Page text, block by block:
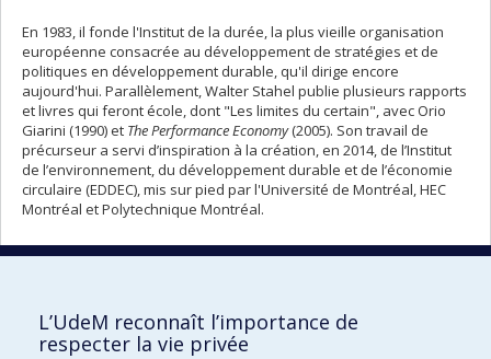
En 1983, il fonde l'Institut de la durée, la plus vieille organisation
européenne consacrée au développement de stratégies et de
politiques en développement durable, qu'il dirige encore
aujourd'hui. Parallèlement, Walter Stahel publie plusieurs rapports
et livres qui feront école, dont "Les limites du certain", avec Orio
Giarini (1990) et The Performance Economy(2005). Son travail de
précurseur a servi d’inspiration à la création, en 2014, de l’Institut
de l’environnement, du développement durable et de l’économie
circulaire (EDDEC), mis sur pied par l'Université de Montréal, HEC
Montréal et Polytechnique Montréal.
Retour à la liste complète des
L’UdeM reconnaît l’importance de
respecter la vie privée